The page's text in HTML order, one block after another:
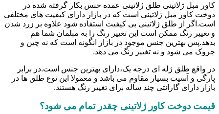
کاور مبل ژلاتینی طلق ژلاتینی عمده حنس بکار گرفته شده در
دوخت کاور مبل ژلاتینی است که در بازار دارای کیفیت های مختلفی
است.اگر از طلق ژلاتینی بی کیفیت استفاده شود علاوه بر زرد شدن
و تغییر رنگ ممکن است این تغییر رنگ را به مبلمان شما هم
بدهد.پس بهترین جنس موجود در بازار انگونه است که نه چین و
چروک می شود و نه تغییر رنگ می دهد.
در واقع طلق ژله ای درجه یک،دارای بهترین جنس است.در برابر
پارگی و آسیب بسیار مقاوم می باشد و معمولا این نوع طلق ها در
بازار دارای گارانتی چند ساله برای تغییر رنگ هستند.
قیمت دوخت کاور ژلاتینی چقدر تمام می شود؟